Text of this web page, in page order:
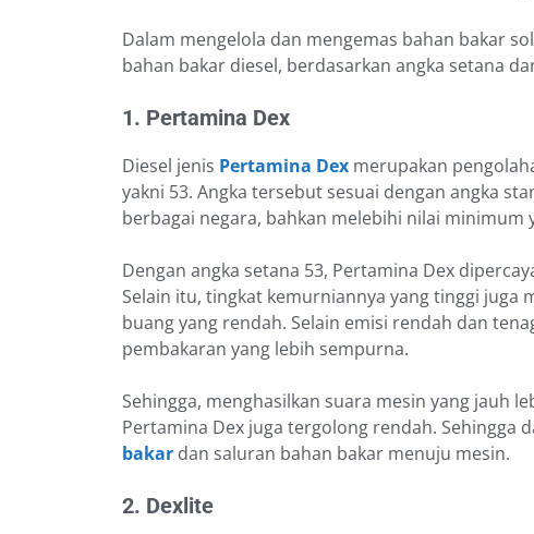
Dalam mengelola dan mengemas bahan bakar
bahan bakar diesel, berdasarkan angka setana
1. Pertamina Dex
Diesel jenis Pertamina Dex merupakan
yakni 53. Angka tersebut sesuai dengan angka
berbagai negara, bahkan melebihi nilai minimum
Dengan angka setana 53, Pertamina Dex
Selain itu, tingkat kemurniannya yang tinggi juga
buang yang rendah. Selain emisi rendah dan
pembakaran yang lebih sempurna.
Sehingga, menghasilkan suara mesin yang jauh
Pertamina Dex juga tergolong rendah. Sehingga
bakar dan saluran bahan bakar menuju mesin.
2. Dexlite